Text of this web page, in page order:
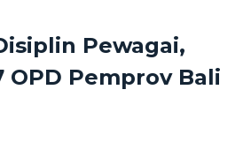
Pewagai,
OPD Pemprov Bali